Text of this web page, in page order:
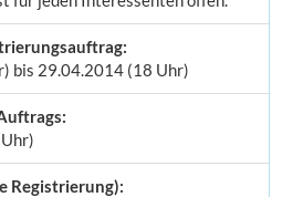
bis 29.04.2014 (18 Uhr)
Registrierung):